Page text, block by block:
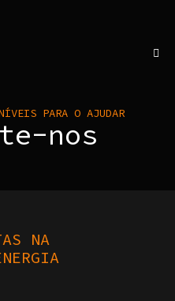
PARA O AJUDAR
nos
NA